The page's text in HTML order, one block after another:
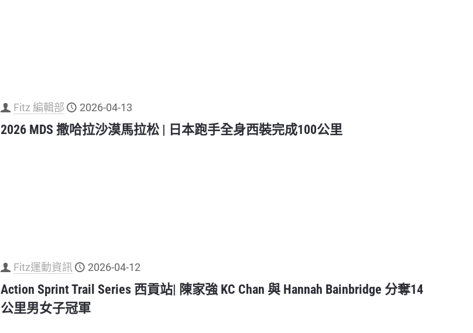
Fitz 編輯部 2026-04-13
2026 MDS 撒哈拉沙漠馬拉松 | 日本跑手全身西裝完成100公里
Fitz運動資訊 2026-04-12
Action Sprint Trail Series 西貢站| 陳家強 KC Chan 與 Hannah Bainbridge 分奪14
公里男女子冠軍